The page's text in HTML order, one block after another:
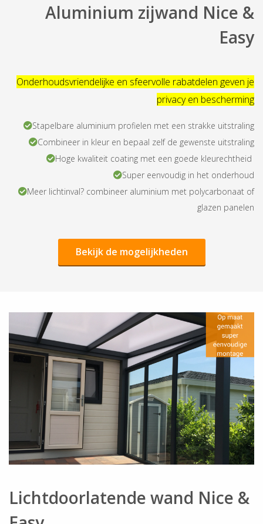
Aluminium zijwand Nice &
Easy
Onderhoudsvriendelijke en sfeervolle rabatdelen geven je
privacy en bescherming
Stapelbare aluminium profielen met een strakke uitstraling
Combineer in kleur en bepaal zelf de gewenste uitstraling
Hoge kwaliteit coating met een goede kleurechtheid
Super eenvoudig in het onderhoud
Meer lichtinval? combineer aluminium met polycarbonaat of
glazen panelen
Bekijk de mogelijkheden
Lichtdoorlatende wand Nice &